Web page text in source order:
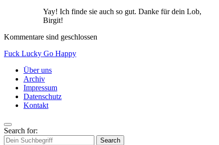
Yay! Ich finde sie auch so gut. Danke für dein Lob,
Birgit!
Kommentare sind geschlossen
Fuck Lucky Go Happy
Über uns
Archiv
Impressum
Datenschutz
Kontakt
Search for:
Search